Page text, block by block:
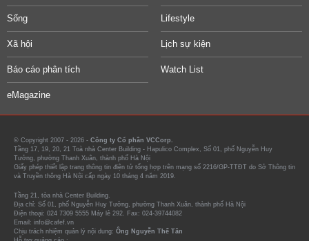
Sống Lifestyle
Xã hội Lịch sự kiện
Báo cáo phân tích Watch List
eMagazine
© Copyright 2007 - 2026 - Công ty Cổ phần VCCorp.
Tầng 17, 19, 20, 21 Toà nhà Center Building - Hapulico Complex, Số 01, phố Nguyễn Huy
Tưởng, phường Thanh Xuân, thành phố Hà Nội
Giấy phép thiết lập trang thông tin điện tử tổng hợp trên mạng số 2216/GP-TTĐT do Sở Thông tin
và Truyền thông Hà Nội cấp ngày 10 tháng 4 năm 2019.
Tầng 21, tòa nhà Center Building.
Địa chỉ: Số 01, phố Nguyễn Huy Tưởng, phường Thanh Xuân, thành phố Hà Nội
Điện thoại: 024 7309 5555 Máy lẻ 292. Fax: 024-39744082
Email: info@cafef.vn
Chịu trách nhiệm quản lý nội dung: Ông Nguyễn Thế Tân